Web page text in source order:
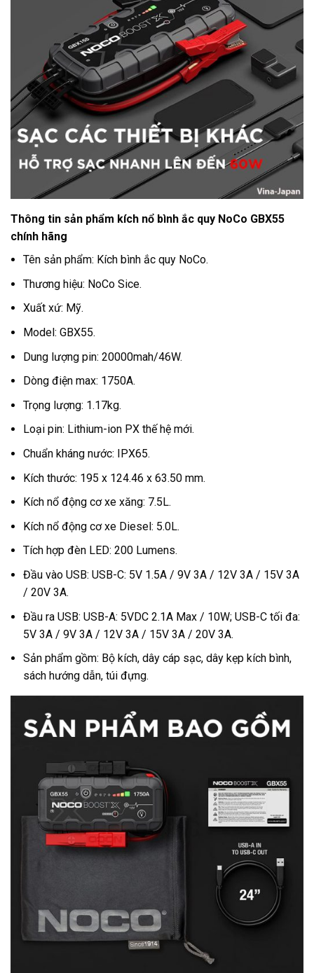
Thông tin sản phẩm kích nổ bình ắc quy NoCo GBX55
chính hãng
Tên sản phẩm: Kích bình ắc quy NoCo.
Thương hiệu: NoCo Sice.
Xuất xứ: Mỹ.
Model: GBX55.
Dung lượng pin: 20000mah/46W.
Dòng điện max: 1750A.
Trọng lượng: 1.17kg.
Loại pin: Lithium-ion PX thế hệ mới.
Chuẩn kháng nước: IPX65.
Kích thước: 195 x 124.46 x 63.50 mm.
Kích nổ động cơ xe xăng: 7.5L.
Kích nổ động cơ xe Diesel: 5.0L.
Tích hợp đèn LED: 200 Lumens.
Đầu vào USB: USB-C: 5V 1.5A / 9V 3A / 12V 3A / 15V 3A
/ 20V 3A.
Đầu ra USB: USB-A: 5VDC 2.1A Max / 10W; USB-C tối đa:
5V 3A / 9V 3A / 12V 3A / 15V 3A / 20V 3A.
Sản phẩm gồm: Bộ kích, dây cáp sạc, dây kẹp kích bình,
sách hướng dẫn, túi đựng.